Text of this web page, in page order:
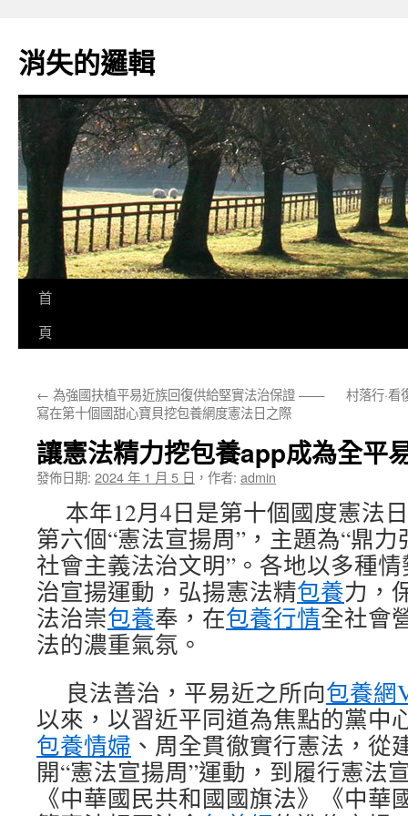
主
要
消失的邏輯
首
頁
← 為強國扶植平易近族回復供給堅實法治保證 ——
寫在第十個國甜心寶貝挖包養網度憲法日之際
村落行·
讓憲法精力挖包養app成為全平
發佈日期: 2024 年 1 月 5 日 ， 作者: admin
本年12月4日是第十個國度憲法
第六個“憲法宣揚周”，主題為“鼎
社會主義法治文明”。各地以多種
治宣揚運動，弘揚憲法精包養力，
法治崇包養奉，在包養行情全社會
法的濃重氣氛。
良法善治，平易近之所向包養網
以來，以習近平同道為焦點的黨中
包養情婦 、周全貫徹實行憲法，從
開“憲法宣揚周”運動，到履行憲法
《中華國民共和國國旗法》《中華